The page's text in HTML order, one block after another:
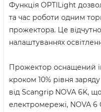
Функція OPTILight
та час роботи одним
прожектора. Це
налаштуваннях
Прожектор оснащений
кроком 10% рівня
від Scangrip NOVA 6K,
електромережі, NOVA 6